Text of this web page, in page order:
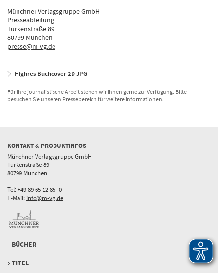
Münchner Verlagsgruppe GmbH
Presseabteilung
Türkenstraße 89
80799 München
presse@m-vg.de
Highres Buchcover 2D JPG
Für Ihre journalistische Arbeit stehen wir Ihnen gerne zur Verfügung. Bitte
besuchen Sie unseren Pressebereich für weitere Informationen.
KONTAKT & PRODUKTINFOS
Münchner Verlagsgruppe GmbH
Türkenstraße 89
80799 München
Tel: +49 89 65 12 85 -0
E-Mail: info@m-vg.de
BÜCHER
TITEL